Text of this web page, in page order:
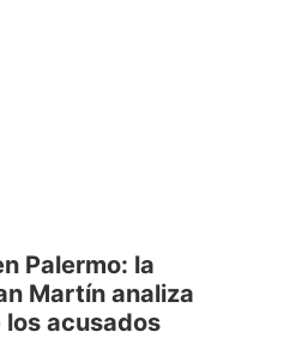
Palermo: la
Martín analiza
acusados